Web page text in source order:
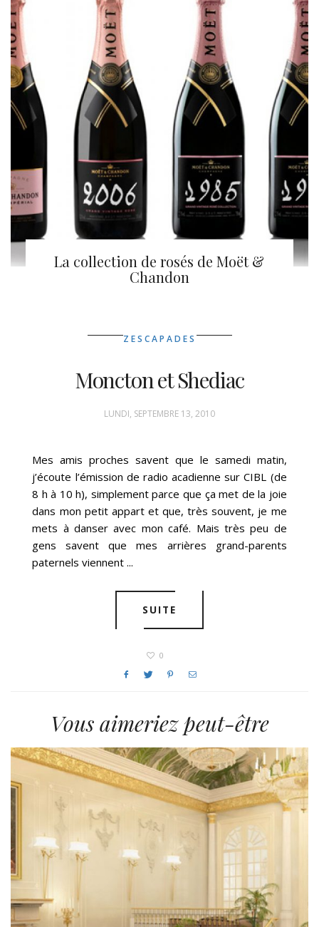
La collection de rosés de Moët &
Chandon
ZESCAPADES
Moncton et Shediac
LUNDI, SEPTEMBRE 13, 2010
Mes amis proches savent que le samedi matin,
j’écoute l’émission de radio acadienne sur CIBL (de
8 h à 10 h), simplement parce que ça met de la joie
dans mon petit appart et que, très souvent, je me
mets à danser avec mon café. Mais très peu de
gens savent que mes arrières grand-parents
paternels viennent ...
SUITE
0
Vous aimeriez peut-être